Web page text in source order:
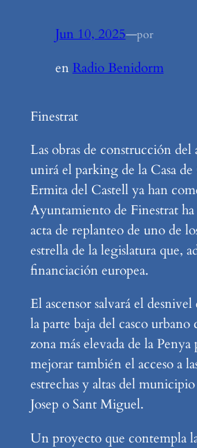
Jun 10, 2025—por
en Radio Benidorm
Finestrat
Las obras de construcción del
unirá el parking de la Casa
Ermita del Castell ya han
Ayuntamiento de Finestrat
acta de replanteo de uno de
estrella de la legislatura que,
financiación europea.
El ascensor salvará el
la parte baja del casco urbano
zona más elevada de la
mejorar también el acceso a
estrechas y altas del
Josep o Sant Miguel.
Un proyecto que contempla